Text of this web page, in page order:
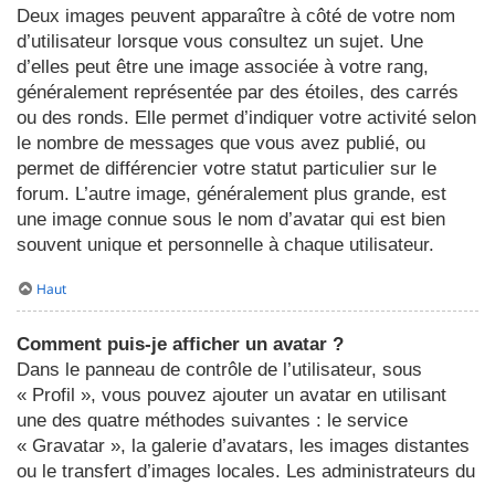
Deux images peuvent apparaître à côté de votre nom
d’utilisateur lorsque vous consultez un sujet. Une
d’elles peut être une image associée à votre rang,
généralement représentée par des étoiles, des carrés
ou des ronds. Elle permet d’indiquer votre activité selon
le nombre de messages que vous avez publié, ou
permet de différencier votre statut particulier sur le
forum. L’autre image, généralement plus grande, est
une image connue sous le nom d’avatar qui est bien
souvent unique et personnelle à chaque utilisateur.
Haut
Comment puis-je afficher un avatar ?
Dans le panneau de contrôle de l’utilisateur, sous
« Profil », vous pouvez ajouter un avatar en utilisant
une des quatre méthodes suivantes : le service
« Gravatar », la galerie d’avatars, les images distantes
ou le transfert d’images locales. Les administrateurs du